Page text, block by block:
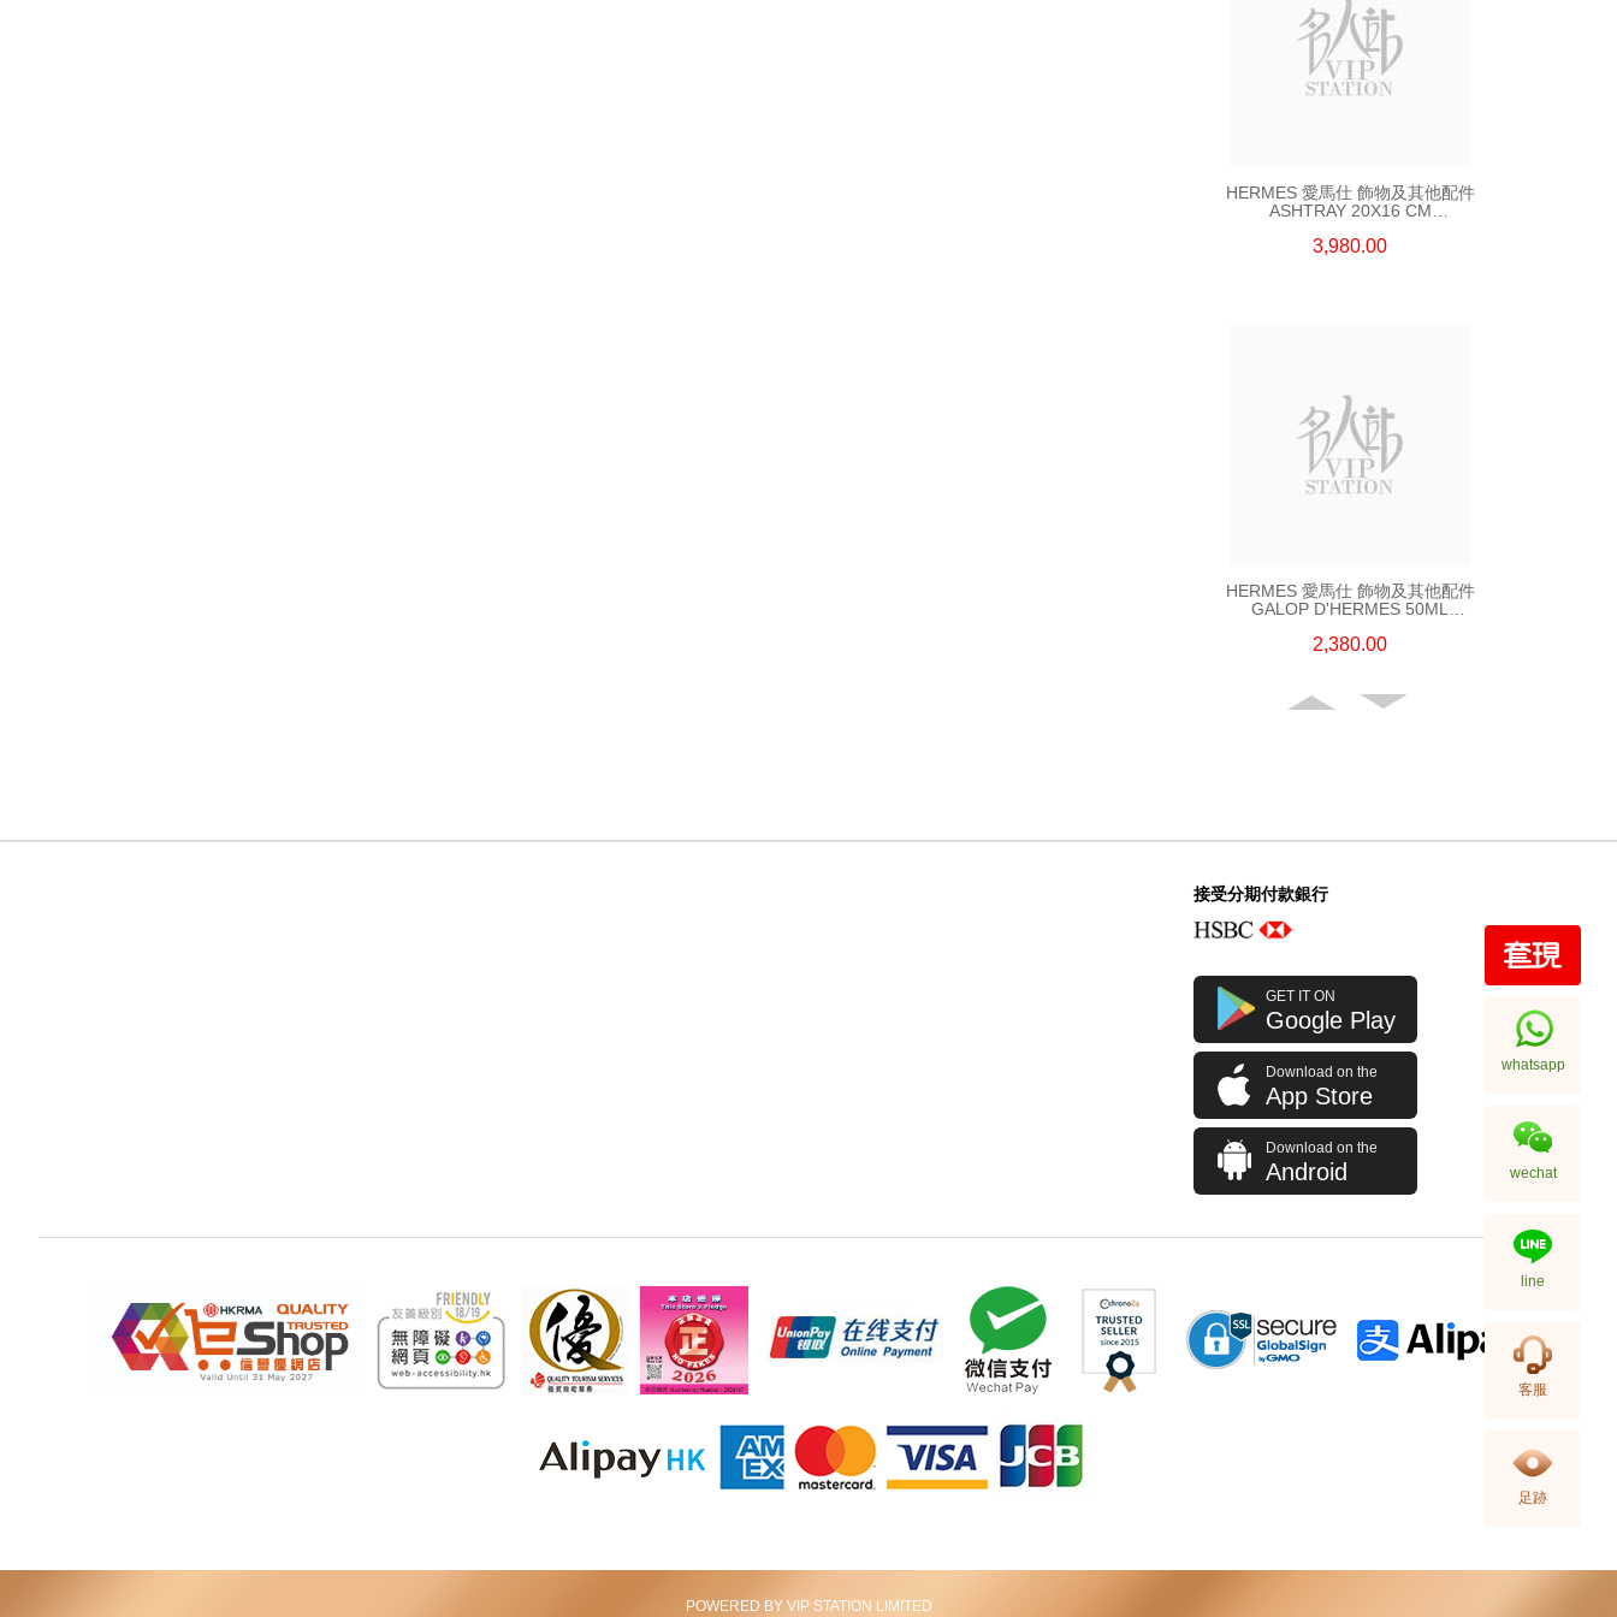
HERMES 愛馬仕 飾物及其他配件
ASHTRAY 20X16 CM
白色/紅色
3,980.00
HERMES 愛馬仕 飾物及其他配件
GALOP D'HERMES 50ML
2,380.00
全新 HERMES 愛馬仕 沐浴露
GENTIANE BLANCHE 200ML
SHOWER GEL 白色
680.00
接受分期付款銀行
GET IT ON
Google Play
Download on the
App Store
Download on the
Android
POWERED BY VIP STATION LIMITED
whatsapp
wechat
line
客服
足跡